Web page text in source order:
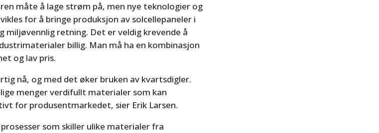
måte å lage strøm på, men nye teknologier og
for å bringe produksjon av solcellepaneler i
miljøvennlig retning. Det er veldig krevende å
billig. Man må ha en kombinasjon
og lav pris.
nå, og med det øker bruken av kvartsdigler.
menger verdifullt materialer som kan
for produsentmarkedet, sier Erik Larsen.
som skiller ulike materialer fra